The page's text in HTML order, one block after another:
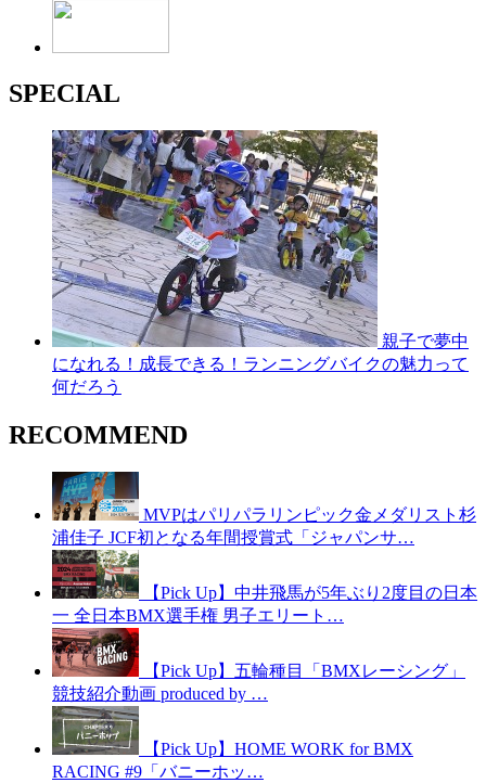
SPECIAL
親子で夢中
になれる！成長できる！ランニングバイクの魅力って
何だろう
RECOMMEND
MVPはパリパラリンピック金メダリスト杉
浦佳子 JCF初となる年間授賞式「ジャパンサ…
【Pick Up】中井飛馬が5年ぶり2度目の日本
一 全日本BMX選手権 男子エリート…
【Pick Up】五輪種目「BMXレーシング」
競技紹介動画 produced by …
【Pick Up】HOME WORK for BMX
RACING #9「バニーホッ…